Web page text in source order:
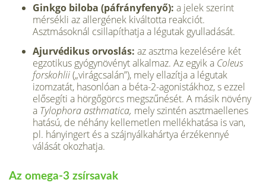
Ginkgo biloba (páfrányfenyő): a jelek szerint
mérsékli az allergének kiváltotta reakciót.
Asztmásoknál csillapít­hatja a légutak gyulladását.
Ajurvédikus orvoslás: az asztma kezelésére két
egzoti­kus gyógynövényt alkalmaz. Az egyik a Coleus
forskohlii(„virágcsalán”), mely ellazítja a légutak
izomzatát, hason­lóan a béta-2-agonistákhoz, s ezzel
elősegíti a hörgőgörcs megszűnését. A másik növény
a Tylophora asthmatica, mely szintén asztmaellenes
hatású, de néhány kellemet­len mellékhatása is van,
pl. hányingert és a szájnyálka­hártya érzékennyé
válását okozhatja.
Az omega-3 zsírsavak